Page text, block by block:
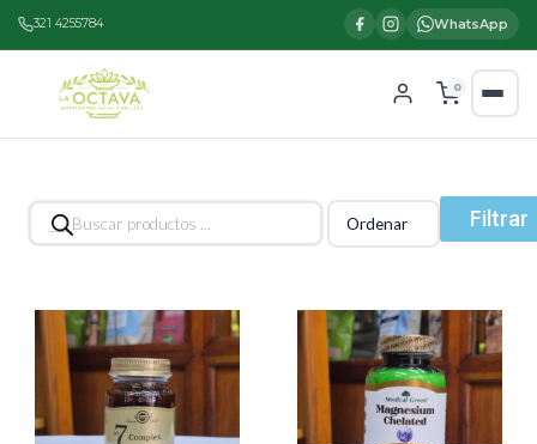
321 4255784 WhatsApp
0
Búsqueda
de
Filtrar